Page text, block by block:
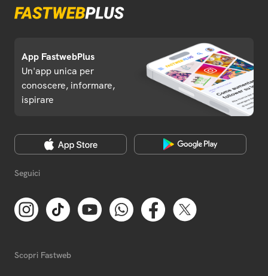
App FastwebPlus
Un'app unica per
conoscere, informare,
ispirare
Seguici
Scopri Fastweb